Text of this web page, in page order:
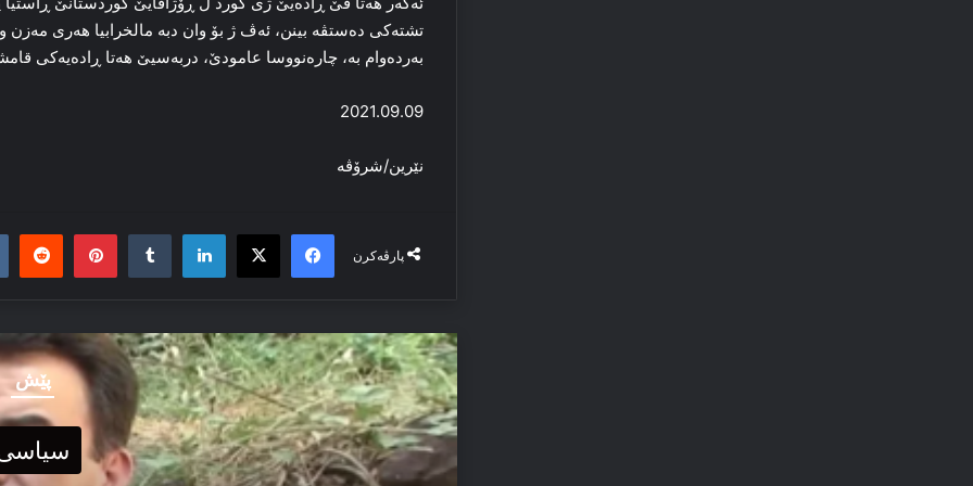
تشته‌کی ده‌ستڤه‌ بینن، ئه‌ڤ ژ بۆ وان دبه‌ مالخرابیا هه‌ری مه‌زن
به‌رده‌وام به‌، چاره‌نووسا عامودێ، دربه‌سیێ هه‌تا ڕاده‌یه‌کی
2021.09.09
نێرین/شرۆڤه‌
پارڤەکرن
Facebook
X
LinkedIn
Tumblr
پێش